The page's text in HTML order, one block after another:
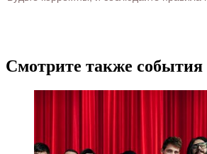
Смотрите также события